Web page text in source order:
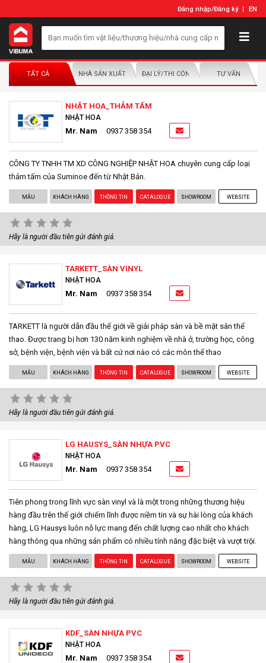
Đăng nhập/Đăng ký EN
TẤT CẢ NHÀ SẢN XUẤT/NHÀ PHÂN PHỐIĐẠI LÝ/THI CÔNG LẮP ĐẶTTƯ VẤN
NHẬT HOA_THẢM TẤM
NHẬT HOA
Mr. Nam 0937 358 354
CÔNG TY TNHH TM XD CÔNG NGHIỆP NHẬT HOA chuyên cung cấp loại
thảm tấm của Suminoe đến từ Nhật Bản.
MẪU KHÁCH HÀNG THÔNG TIN CATALOGUE SHOWROOM WEBSITE
Hãy là người đầu tiên gửi đánh giá.
TARKETT_SÀN VINYL
NHẬT HOA
Mr. Nam 0937 358 354
TARKETT là người dẫn đầu thế giới về giải pháp sàn và bề mặt sân thể
thao. Được trang bị hơn 130 năm kinh nghiệm về nhà ở, trường học, công
sở, bệnh viện, bệnh viện và bất cứ nơi nào có các môn thể thao
MẪU KHÁCH HÀNG THÔNG TIN CATALOGUE SHOWROOM WEBSITE
Hãy là người đầu tiên gửi đánh giá.
LG HAUSYS_SÀN NHỰA PVC
NHẬT HOA
Mr. Nam 0937 358 354
Tiên phong trong lĩnh vực sàn vinyl và là một trong những thương hiệu
hàng đầu trên thế giới chiếm lĩnh được niềm tin và sự hài lòng của khách
hàng, LG Hausys luôn nỗ lực mang đến chất lượng cao nhất cho khách
hàng thông qua những sản phẩm có nhiều tính năng đặc biệt và vượt trội.
MẪU KHÁCH HÀNG THÔNG TIN CATALOGUE SHOWROOM WEBSITE
Hãy là người đầu tiên gửi đánh giá.
KDF_SÀN NHỰA PVC
NHẬT HOA
Mr. Nam 0937 358 354